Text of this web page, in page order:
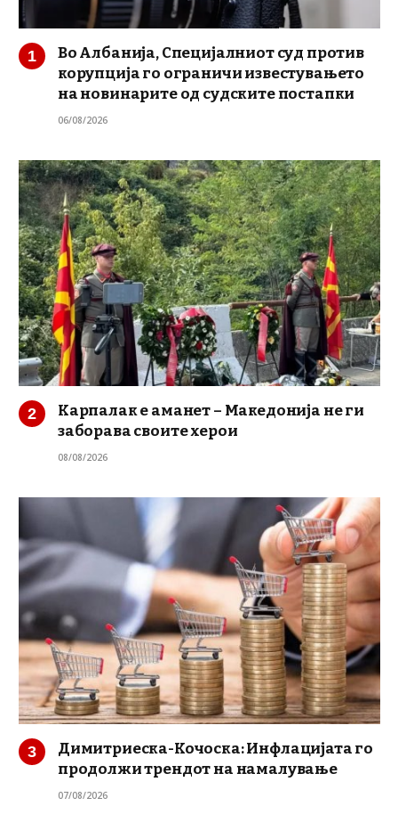
Во Албанија, Специјалниот суд против
корупција го ограничи известувањето
на новинарите од судските постапки
06/08/2026
Карпалак е аманет – Македонија не ги
заборава своите херои
08/08/2026
Димитриеска-Кочоска: Инфлацијата го
продолжи трендот на намалување
07/08/2026